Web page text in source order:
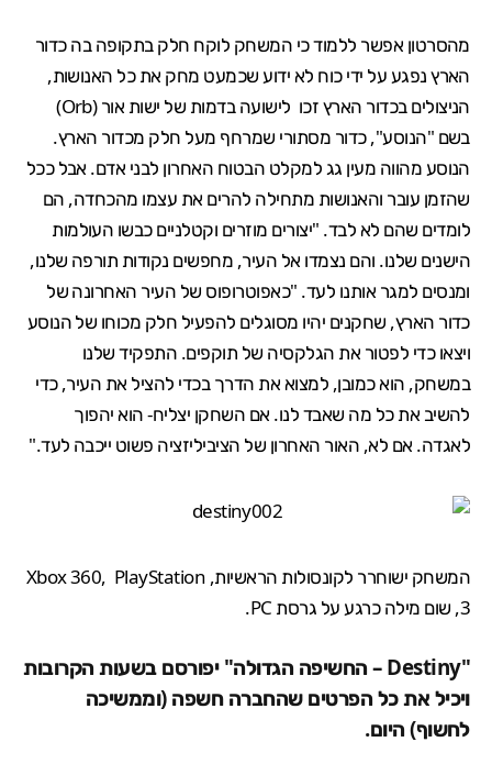
מהסרטון אפשר ללמוד כי המשחק לוקח חלק בתקופה בה כדור
הארץ נפגע על ידי כוח לא ידוע שכמעט מחק את כל האנושות,
הניצולים בכדור הארץ זכו לישועה בדמות של ישות אור (Orb)
בשם "הנוסע", כדור מסתורי שמרחף מעל חלק מכדור הארץ.
הנוסע מהווה מעין גג למקלט הבטוח האחרון לבני אדם. אבל ככל
שהזמן עובר והאנושות מתחילה להרים את עצמו מהכחדה, הם
לומדים שהם לא לבד. "יצורים מוזרים וקטלניים כבשו העולמות
הישנים שלנו. והם נצמדו אל העיר, מחפשים נקודות תורפה שלנו,
ומנסים למגר אותנו לעד. "כאפוטרופוס של העיר האחרונה של
כדור הארץ, שחקנים יהיו מסוגלים להפעיל חלק מכוחו של הנוסע
ויצאו כדי לפטור את הגלקסיה של תוקפים. התפקיד שלנו
במשחק, הוא כמובן, למצוא את הדרך בכדי להציל את העיר, כדי
להשיב את כל מה שאבד לנו. אם השחקן יצליח- הוא יהפוך
לאגדה. אם לא, האור האחרון של הציביליזציה פשוט ייכבה לעד."
המשחק ישוחרר לקונסולות הראשיות, Xbox 360, PlayStation
3, שום מילה כרגע על גרסת PC.
"Destiny – החשיפה הגדולה" יפורסם בשעות הקרובות
ויכיל את כל הפרטים שהחברה חשפה (וממשיכה
לחשוף) היום.